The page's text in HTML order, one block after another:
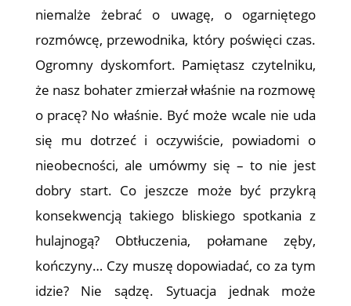
niemalże żebrać o uwagę, o ogarniętego
rozmówcę, przewodnika, który poświęci czas.
Ogromny dyskomfort. Pamiętasz czytelniku,
że nasz bohater zmierzał właśnie na rozmowę
o pracę? No właśnie. Być może wcale nie uda
się mu dotrzeć i oczywiście, powiadomi o
nieobecności, ale umówmy się – to nie jest
dobry start. Co jeszcze może być przykrą
konsekwencją takiego bliskiego spotkania z
hulajnogą? Obtłuczenia, połamane zęby,
kończyny… Czy muszę dopowiadać, co za tym
idzie? Nie sądzę. Sytuacja jednak może